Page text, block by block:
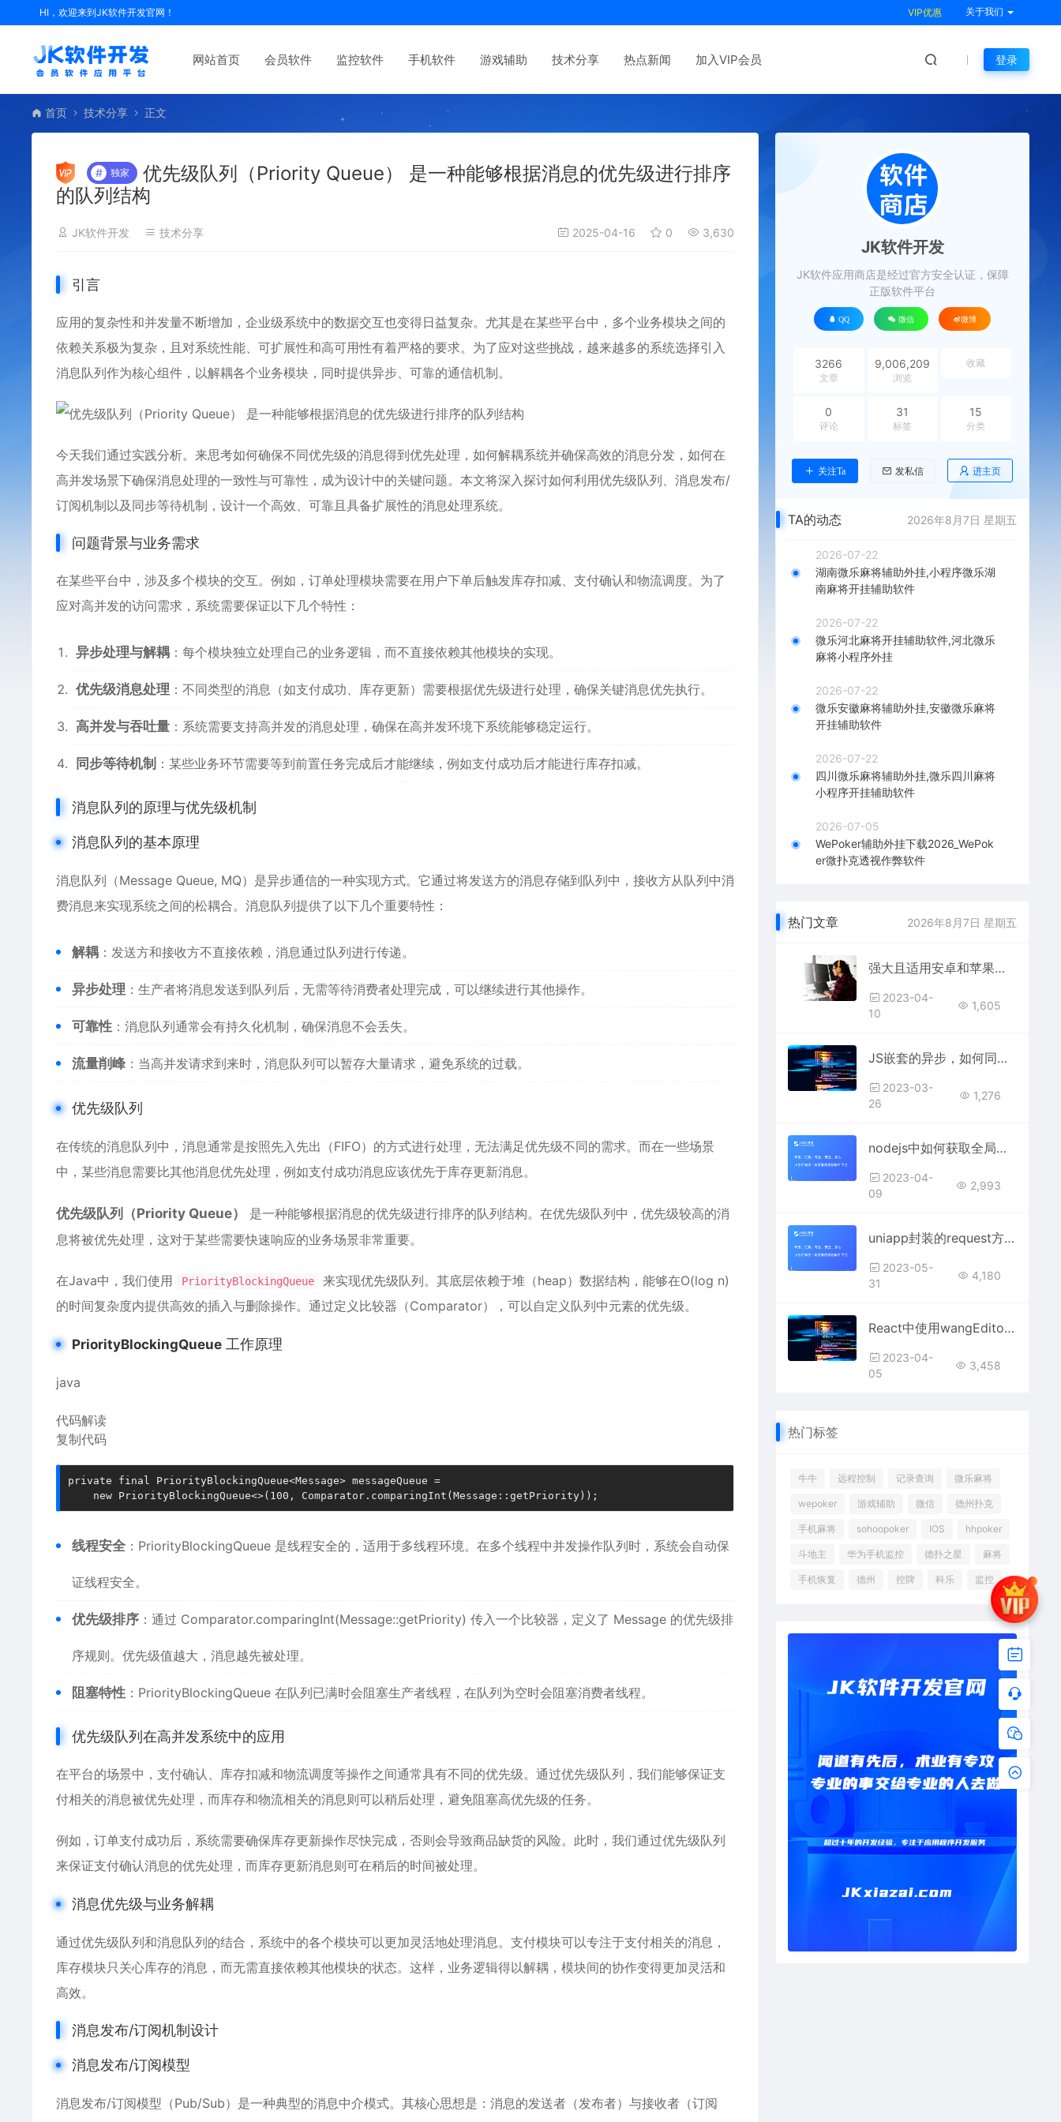
HI，欢迎来到JK软件开发官网！ VIP优惠 关于我们
网站首页 会员软件 监控软件 手机软件 游戏辅助 技术分享 热点新闻 加入VIP会员 登录
首页 技术分享 正文
# 独家
优先级队列（Priority Queue） 是一种能够根据消息的优先级进行排序
的队列结构
JK软件开发 技术分享 2025-04-16 0 3,630
引言
应用的复杂性和并发量不断增加，企业级系统中的数据交互也变得日益复杂。尤其是在某些平台中，多个业务模块之间的
依赖关系极为复杂，且对系统性能、可扩展性和高可用性有着严格的要求。为了应对这些挑战，越来越多的系统选择引入
消息队列作为核心组件，以解耦各个业务模块，同时提供异步、可靠的通信机制。
今天我们通过实践分析。来思考如何确保不同优先级的消息得到优先处理，如何解耦系统并确保高效的消息分发，如何在
高并发场景下确保消息处理的一致性与可靠性，成为设计中的关键问题。本文将深入探讨如何利用优先级队列、消息发布/
订阅机制以及同步等待机制，设计一个高效、可靠且具备扩展性的消息处理系统。
问题背景与业务需求
在某些平台中，涉及多个模块的交互。例如，订单处理模块需要在用户下单后触发库存扣减、支付确认和物流调度。为了
应对高并发的访问需求，系统需要保证以下几个特性：
异步处理与解耦 ：每个模块独立处理自己的业务逻辑，而不直接依赖其他模块的实现。
优先级消息处理 ：不同类型的消息（如支付成功、库存更新）需要根据优先级进行处理，确保关键消息优先执行。
高并发与吞吐量 ：系统需要支持高并发的消息处理，确保在高并发环境下系统能够稳定运行。
同步等待机制 ：某些业务环节需要等到前置任务完成后才能继续，例如支付成功后才能进行库存扣减。
消息队列的原理与优先级机制
消息队列的基本原理
消息队列（Message Queue, MQ）是异步通信的一种实现方式。它通过将发送方的消息存储到队列中，接收方从队列中消
费消息来实现系统之间的松耦合。消息队列提供了以下几个重要特性：
解耦 ：发送方和接收方不直接依赖，消息通过队列进行传递。
异步处理 ：生产者将消息发送到队列后，无需等待消费者处理完成，可以继续进行其他操作。
可靠性 ：消息队列通常会有持久化机制，确保消息不会丢失。
流量削峰 ：当高并发请求到来时，消息队列可以暂存大量请求，避免系统的过载。
优先级队列
在传统的消息队列中，消息通常是按照先入先出（FIFO）的方式进行处理，无法满足优先级不同的需求。而在一些场景
中，某些消息需要比其他消息优先处理，例如支付成功消息应该优先于库存更新消息。
优先级队列（Priority Queue）
是一种能够根据消息的优先级进行排序的队列结构。在优先级队列中，优先级较高的消
息将被优先处理，这对于某些需要快速响应的业务场景非常重要。
在Java中，我们使用 PriorityBlockingQueue
来实现优先级队列。其底层依赖于堆（heap）数据结构，能够在O(log n)
的时间复杂度内提供高效的插入与删除操作。通过定义比较器（Comparator），可以自定义队列中元素的优先级。
PriorityBlockingQueue 工作原理
java
代码解读
复制代码
private final PriorityBlockingQueue<Message> messageQueue =
new PriorityBlockingQueue<>( 100 , Comparator.comparingInt(Message::getPriority));
线程安全 ：PriorityBlockingQueue 是线程安全的，适用于多线程环境。在多个线程中并发操作队列时，系统会自动保
证线程安全。
优先级排序 ：通过 Comparator.comparingInt(Message::getPriority) 传入一个比较器，定义了 Message 的优先级排
序规则。优先级值越大，消息越先被处理。
阻塞特性 ：PriorityBlockingQueue 在队列已满时会阻塞生产者线程，在队列为空时会阻塞消费者线程。
优先级队列在高并发系统中的应用
在平台的场景中，支付确认、库存扣减和物流调度等操作之间通常具有不同的优先级。通过优先级队列，我们能够保证支
付相关的消息被优先处理，而库存和物流相关的消息则可以稍后处理，避免阻塞高优先级的任务。
例如，订单支付成功后，系统需要确保库存更新操作尽快完成，否则会导致商品缺货的风险。此时，我们通过优先级队列
来保证支付确认消息的优先处理，而库存更新消息则可在稍后的时间被处理。
消息优先级与业务解耦
通过优先级队列和消息队列的结合，系统中的各个模块可以更加灵活地处理消息。支付模块可以专注于支付相关的消息，
库存模块只关心库存的消息，而无需直接依赖其他模块的状态。这样，业务逻辑得以解耦，模块间的协作变得更加灵活和
高效。
消息发布/订阅机制设计
消息发布/订阅模型
消息发布/订阅模型（Pub/Sub）是一种典型的消息中介模式。其核心思想是：消息的发送者（发布者）与接收者（订阅
JK软件开发
JK软件应用商店是经过官方安全认证，保障
正版软件平台
QQ 微信 微博
3266
文章
9,006,209
浏览
收藏
0
评论
31
标签
15
分类
关注Ta 发私信 进主页
TA的动态 2026年8月7日 星期五
2026-07-22
湖南微乐麻将辅助外挂,小程序微乐湖
南麻将开挂辅助软件
2026-07-22
微乐河北麻将开挂辅助软件,河北微乐
麻将小程序外挂
2026-07-22
微乐安徽麻将辅助外挂,安徽微乐麻将
开挂辅助软件
2026-07-22
四川微乐麻将辅助外挂,微乐四川麻将
小程序开挂辅助软件
2026-07-05
WePoker辅助外挂下载2026_WePok
er微扑克透视作弊软件
热门文章 2026年8月7日 星期五
强大且适用安卓和苹果的手机远程控制软件
2023-04-
10
1,605
JS嵌套的异步，如何同步？
2023-03-
26
1,276
nodejs中如何获取全局模块的路径？
2023-04-
09
2,993
uniapp封装的request方法，GET请求一直携带token?
2023-05-
31
4,180
React中使用wangEditor5上传本地图片如何配置？
2023-04-
05
3,458
热门标签
牛牛 远程控制 记录查询 微乐麻将
wepoker 游戏辅助 微信 德州扑克
手机麻将 sohoopoker IOS hhpoker
斗地主 华为手机监控 德扑之星 麻将
手机恢复 德州 控牌 科乐 监控